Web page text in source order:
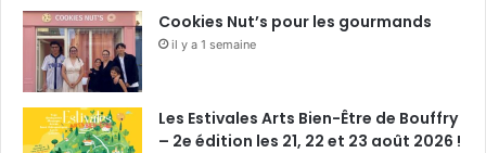
Cookies Nut’s pour les gourmands
il y a 1 semaine
Les Estivales Arts Bien-Être de Bouffry
– 2e édition les 21, 22 et 23 août 2026 !